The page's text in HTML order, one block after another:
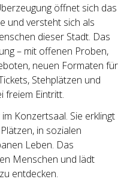
öffnet sich das
und versteht sich als
dieser Stadt. Das
– mit offenen Proben,
neuen Formaten für
Stehplätzen und
freiem Eintritt.
Konzertsaal. Sie erklingt
in sozialen
Leben. Das
Menschen und lädt
entdecken.